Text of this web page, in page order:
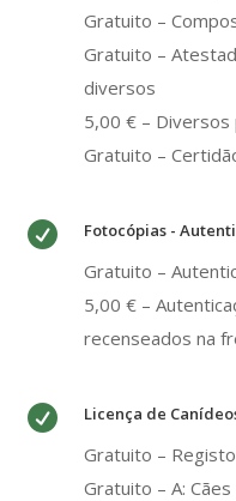
Gratuito –
Gratuito –
diversos
5,00 € –
Gratuito –
 Fotocópias -
Gratuito –
5,00 € –
recenseados na
 Licença de
Gratuito – Registo
Gratuito – A: